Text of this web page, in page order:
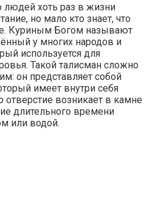
людей хоть раз в жизни
но мало кто знает, что
Куриным Богом называют
у многих народов и
используется для
Такой талисман сложно
он представляет собой
имеет внутри себя
отверстие возникает в камне
длительного времени
или водой.